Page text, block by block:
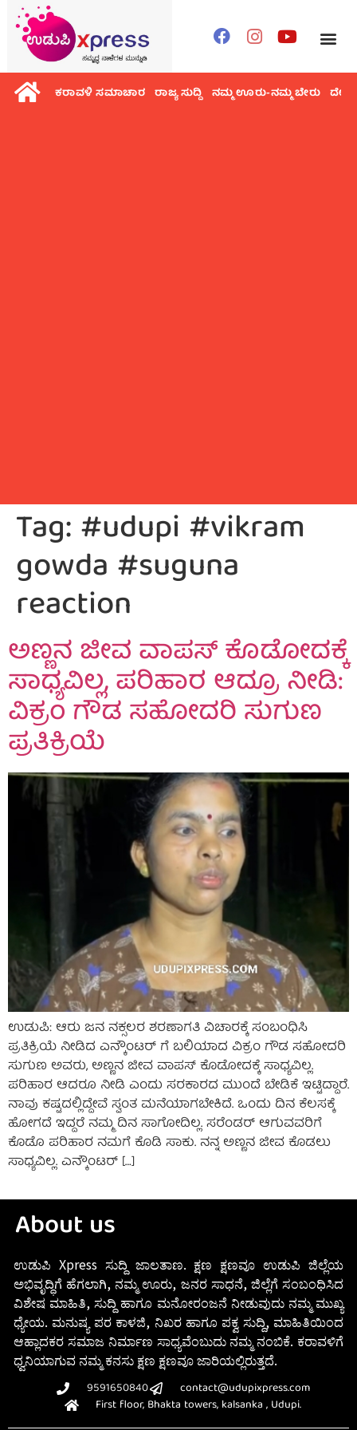
ಕರಾವಳಿ ಸಮಾಚಾರ ರಾಜ್ಯ ಸುದ್ದಿ ನಮ್ಮ ಊರು-ನಮ್ಮ ಬೇರು ದೇಶ
Tag:#udupi #vikram
gowda #suguna
reaction
ಅಣ್ಣನ ಜೀವ ವಾಪಸ್ ಕೊಡೋದಕ್ಕೆ
ಸಾಧ್ಯವಿಲ್ಲ, ಪರಿಹಾರ ಆದ್ರೂ ನೀಡಿ:
ವಿಕ್ರಂ ಗೌಡ ಸಹೋದರಿ ಸುಗುಣ
ಪ್ರತಿಕ್ರಿಯೆ
ಉಡುಪಿ: ಆರು ಜನ ನಕ್ಸಲರ ಶರಣಾಗತಿ ವಿಚಾರಕ್ಕೆ ಸಂಬಂಧಿಸಿ
ಪ್ರತಿಕ್ರಿಯೆ ನೀಡಿದ ಎನ್ಕೌಂಟರ್ ಗೆ ಬಲಿಯಾದ ವಿಕ್ರಂ ಗೌಡ ಸಹೋದರಿ
ಸುಗುಣ ಅವರು, ಅಣ್ಣನ ಜೀವ ವಾಪಸ್ ಕೊಡೋದಕ್ಕೆ ಸಾಧ್ಯವಿಲ್ಲ.
ಪರಿಹಾರ ಆದರೂ ನೀಡಿ ಎಂದು ಸರಕಾರದ ಮುಂದೆ ಬೇಡಿಕೆ ಇಟ್ಟಿದ್ದಾರೆ‌.
ನಾವು ಕಷ್ಟದಲ್ಲಿದ್ದೇವೆ ಸ್ವಂತ ಮನೆಯಾಗಬೇಕಿದೆ. ಒಂದು ದಿನ ಕೆಲಸಕ್ಕೆ
ಹೋಗದೆ ಇದ್ದರೆ ನಮ್ಮ ದಿನ ಸಾಗೋದಿಲ್ಲ. ಸರೆಂಡರ್ ಆಗುವವರಿಗೆ
ಕೊಡೊ ಪರಿಹಾರ ನಮಗೆ ಕೊಡಿ ಸಾಕು. ನನ್ನ ಅಣ್ಣನ ಜೀವ ಕೊಡಲು
ಸಾಧ್ಯವಿಲ್ಲ. ಎನ್ಕೌಂಟರ್ […]
About us
ಉಡುಪಿ Xpress ಸುದ್ದಿ ಜಾಲತಾಣ. ಕ್ಷಣ ಕ್ಷಣವೂ ಉಡುಪಿ ಜಿಲ್ಲೆಯ
ಅಭಿವೃದ್ಧಿಗೆ ಹೆಗಲಾಗಿ, ನಮ್ಮ ಊರು, ಜನರ ಸಾಧನೆ, ಜಿಲ್ಲೆಗೆ ಸಂಬಂಧಿಸಿದ
ವಿಶೇಷ ಮಾಹಿತಿ, ಸುದ್ದಿ ಹಾಗೂ ಮನೋರಂಜನೆ ನೀಡುವುದು ನಮ್ಮ ಮುಖ್ಯ
ಧ್ಯೇಯ. ಮನುಷ್ಯ ಪರ ಕಾಳಜಿ, ನಿಖರ ಹಾಗೂ ಪಕ್ವ ಸುದ್ದಿ, ಮಾಹಿತಿಯಿಂದ
ಆಹ್ಲಾದಕರ ಸಮಾಜ ನಿರ್ಮಾಣ ಸಾಧ್ಯವೆಂಬುದು ನಮ್ಮ ನಂಬಿಕೆ. ಕರಾವಳಿಗೆ
ಧ್ವನಿಯಾಗುವ ನಮ್ಮ ಕನಸು ಕ್ಷಣ ಕ್ಷಣವೂ ಜಾರಿಯಲ್ಲಿರುತ್ತದೆ.
9591650840
contact@udupixpress.com
First floor, Bhakta towers, kalsanka , Udupi.